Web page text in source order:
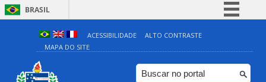
BRASIL
Simplifique!
Comunica BR
Participe
ACESSIBILIDADE
ALTO CONTRASTE
MAPA DO SITE